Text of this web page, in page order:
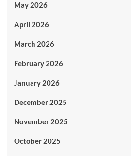
May 2026
April 2026
March 2026
February 2026
January 2026
December 2025
November 2025
October 2025